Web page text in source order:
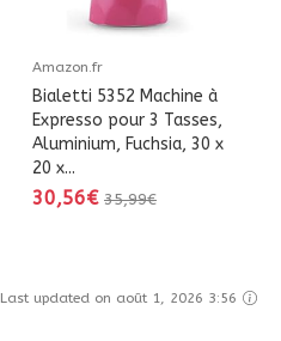
Amazon.fr
Bialetti 5352 Machine à
Expresso pour 3 Tasses,
Aluminium, Fuchsia, 30 x
20 x...
30,56€ 35,99€
Last updated on août 1, 2026 3:56